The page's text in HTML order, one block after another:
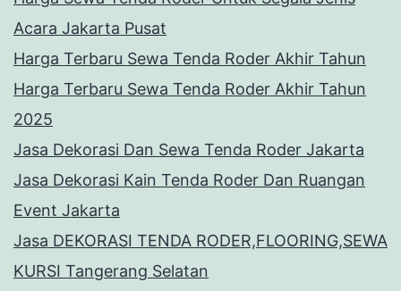
Acara Jakarta Pusat
Harga Terbaru Sewa Tenda Roder Akhir Tahun
Harga Terbaru Sewa Tenda Roder Akhir Tahun
2025
Jasa Dekorasi Dan Sewa Tenda Roder Jakarta
Jasa Dekorasi Kain Tenda Roder Dan Ruangan
Event Jakarta
Jasa DEKORASI TENDA RODER,FLOORING,SEWA
KURSI Tangerang Selatan